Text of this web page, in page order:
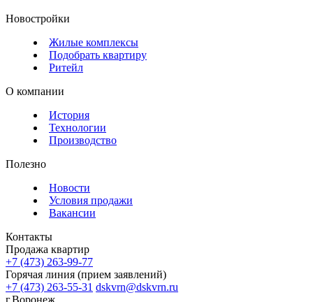
Новостройки
Жилые комплексы
Подобрать квартиру
Ритейл
О компании
История
Технологии
Производство
Полезно
Новости
Условия продажи
Вакансии
Контакты
Продажа квартир
+7 (473) 263-99-77
Горячая линия (прием заявлений)
+7 (473) 263-55-31 dskvrn@dskvrn.ru
г.Воронеж,